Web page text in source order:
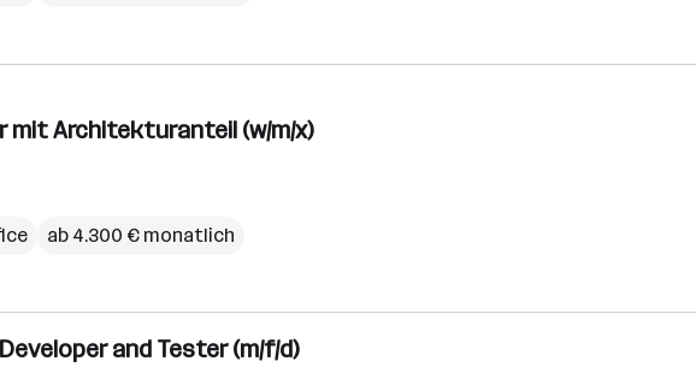
mit Architekturanteil (w/m/x)
ab 4.300 € monatlich
and Tester (m/f/d)